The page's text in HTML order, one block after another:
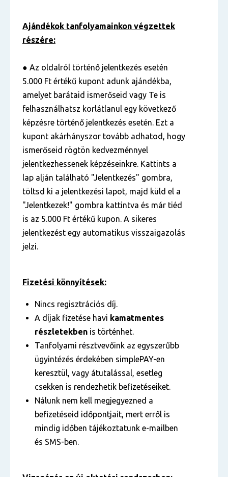
Ajándékok tanfolyamainkon végzettek
részére:
● Az oldalról történő jelentkezés esetén
5.000 Ft értékű kupont adunk ajándékba,
amelyet barátaid ismerőseid vagy Te is
felhasználhatsz korlátlanul egy következő
képzésre történő jelentkezés esetén. Ezt a
kupont akárhányszor tovább adhatod, hogy
ismerőseid rögtön kedvezménnyel
jelentkezhessenek képzéseinkre. Kattints a
lap alján található "Jelentkezés" gombra,
töltsd ki a jelentkezési lapot, majd küld el a
"Jelentkezek!" gombra kattintva és már tiéd
is az 5.000 Ft értékű kupon. A sikeres
jelentkezést egy automatikus visszaigazolás
jelzi.
Fizetési könnyítések:
Nincs regisztrációs díj.
A díjak fizetése havi kamatmentes
részletekben is történhet.
Tanfolyami résztvevőink az egyszerűbb
ügyintézés érdekében simplePAY-en
keresztül, vagy átutalással, esetleg
csekken is rendezhetik befizetéseiket.
Nálunk nem kell megjegyezned a
befizetéseid időpontjait, mert erről is
mindig időben tájékoztatunk e-mailben
és SMS-ben.